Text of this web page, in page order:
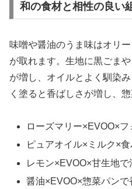
和の食材と相性の良い
味噌や醤油のうま味はオリ
が取れます。生地に黒ごま
が増し、オイルとよく馴染
く塗ると香ばしさが増し、
ローズマリー×EVOO×
ピュアオイル×ミルク×
レモン×EVOO×甘生地で
醤油×EVOO×惣菜パンで